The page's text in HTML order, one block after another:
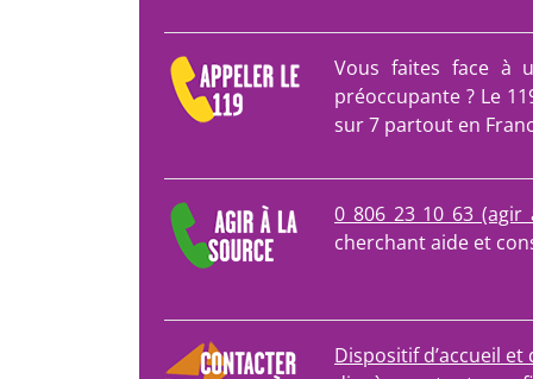
Vous faites face à
préoccupante ? Le
sur 7 partout en
0 806 23 10 63 (agir
cherchant aide et
Dispositif d’accueil